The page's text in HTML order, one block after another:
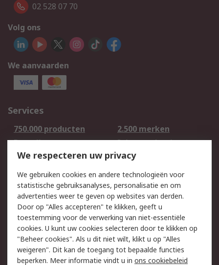
02 528 07 70
Volg ons
We aanvaarden
Services
750.000 producten
2.500 merken
Bestellen
Inkoopoplossingen
Retouren
Technisch advies
Track & Trace
Wettelijk
Cookiebeleid
Email veiligheid
Privacybeleid -
Bijgewerkt
Websitevoorwaarden
Algemene
We respecteren uw privacy
We gebruiken cookies en andere technologieën voor
statistische gebruiksanalyses, personalisatie en om
advertenties weer te geven op websites van derden.
Door op "Alles accepteren" te klikken, geeft u
toestemming voor de verwerking van niet-essentiële
cookies. U kunt uw cookies selecteren door te klikken op
"Beheer cookies". Als u dit niet wilt, klikt u op "Alles
weigeren". Dit kan de toegang tot bepaalde functies
beperken. Meer informatie vindt u in ons cookiebeleid